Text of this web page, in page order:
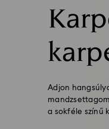
Adjon
a sokféle színű